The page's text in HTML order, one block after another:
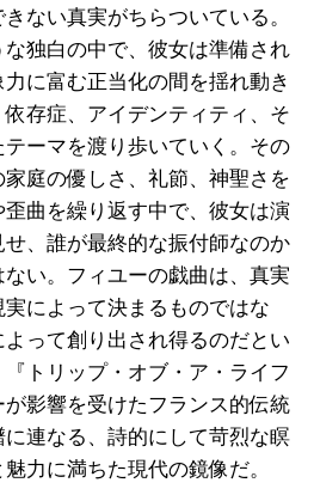
ない真実がちらついている。
独白の中で、彼女は準備され
に富む正当化の間を揺れ動き
存症、アイデンティティ、そ
ーマを渡り歩いていく。その
庭の優しさ、礼節、神聖さを
曲を繰り返す中で、彼女は演
、誰が最終的な振付師なのか
い。フィユーの戯曲は、真実
によって決まるものではな
って創り出され得るのだとい
トリップ・オブ・ア・ライフ
影響を受けたフランス的伝統
連なる、詩的にして苛烈な瞑
力に満ちた現代の鏡像だ。